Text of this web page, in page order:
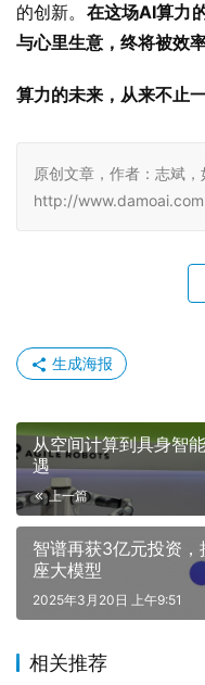
的创新。 在这场AI算力
与心里生意，终将被效
算力的未来，从来不止一
原创文章，作者：志斌
http://
生成海报
从空间计算到具身智
遇
上一篇
智谱再获3亿元投资
座大模型
2025年3月20日 上午9:51
相关推荐